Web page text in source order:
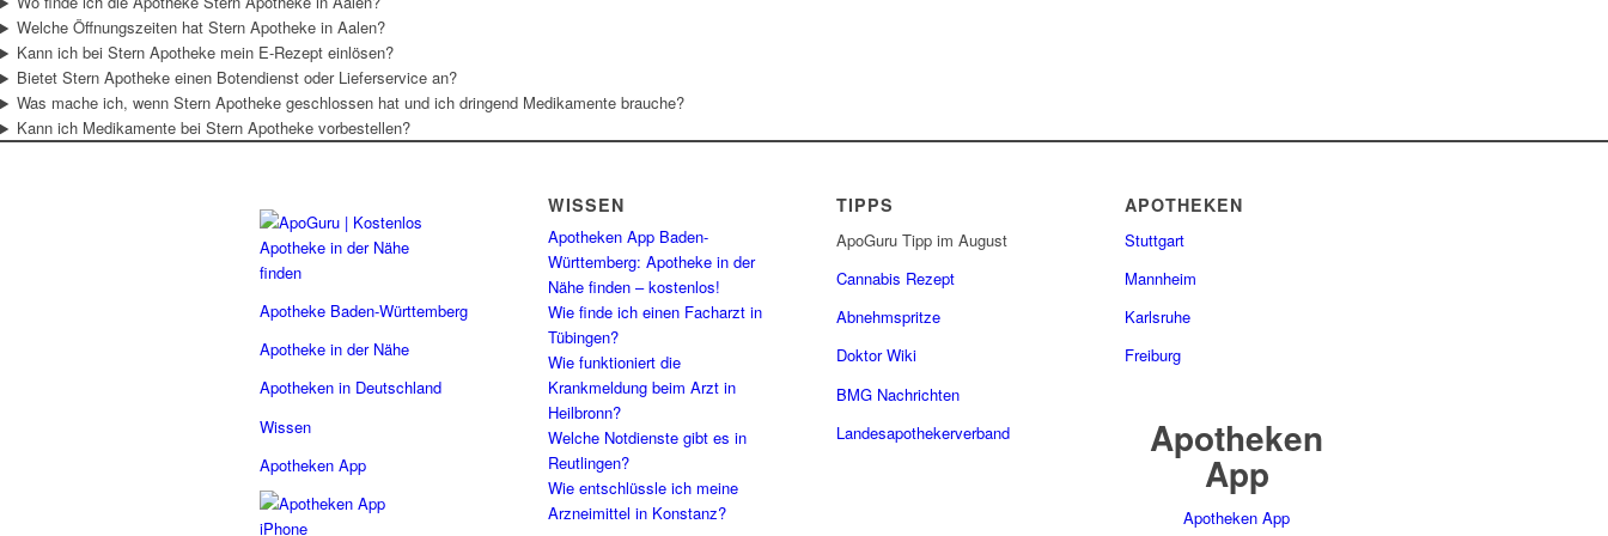
Welche Öffnungszeiten hat Stern Apotheke in Aalen?
Kann ich bei Stern Apotheke mein E-Rezept einlösen?
Bietet Stern Apotheke einen Botendienst oder Lieferservice an?
Was mache ich, wenn Stern Apotheke geschlossen hat und ich dringend Medikamente brauche?
Kann ich Medikamente bei Stern Apotheke vorbestellen?
Apotheke Baden-Württemberg
Apotheke in der Nähe
Apotheken in Deutschland
Wissen
Apotheken App
WISSEN
Apotheken App Baden-
Württemberg: Apotheke in der
Nähe finden – kostenlos!
Wie finde ich einen Facharzt in
Tübingen?
Wie funktioniert die
Krankmeldung beim Arzt in
Heilbronn?
Welche Notdienste gibt es in
Reutlingen?
Wie entschlüssle ich meine
Arzneimittel in Konstanz?
TIPPS
ApoGuru Tipp im August
Cannabis Rezept
Abnehmspritze
Doktor Wiki
BMG Nachrichten
Landesapothekerverband
APOTHEKEN
Stuttgart
Mannheim
Karlsruhe
Freiburg
Apotheken
App
Apotheken App